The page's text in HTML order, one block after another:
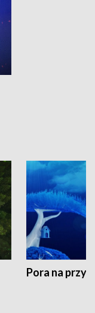
Pora na